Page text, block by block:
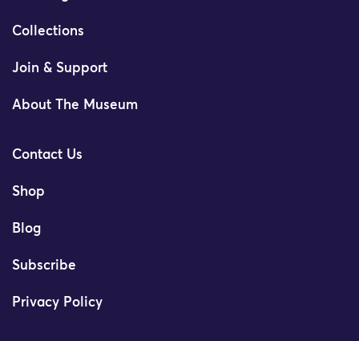
Collections
Join & Support
About The Museum
Contact Us
Shop
Blog
Subscribe
Privacy Policy